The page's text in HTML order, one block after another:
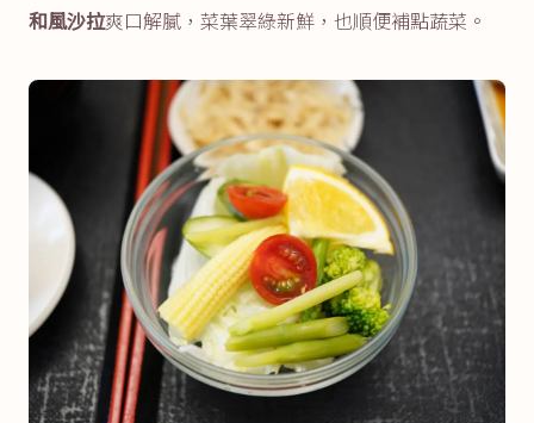
和風沙拉爽口解膩，菜葉翠綠新鮮，也順便補點蔬菜。